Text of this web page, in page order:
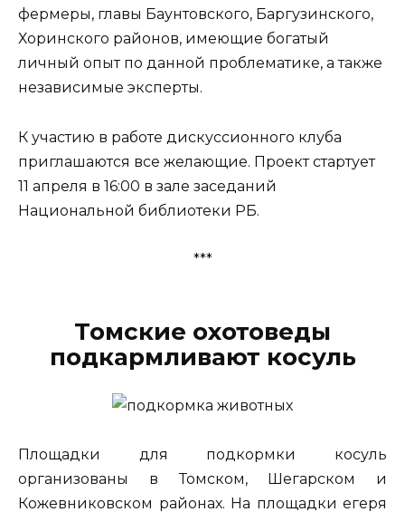
фермеры, главы Баунтовского, Баргузинского,
Хоринского районов, имеющие богатый
личный опыт по данной проблематике, а также
независимые эксперты.
К участию в работе дискуссионного клуба
приглашаются все желающие. Проект стартует
11 апреля в 16:00 в зале заседаний
Национальной библиотеки РБ.
***
Томские охотоведы
подкармливают косуль
Площадки для подкормки косуль
организованы в Томском, Шегарском и
Кожевниковском районах. На площадки егеря